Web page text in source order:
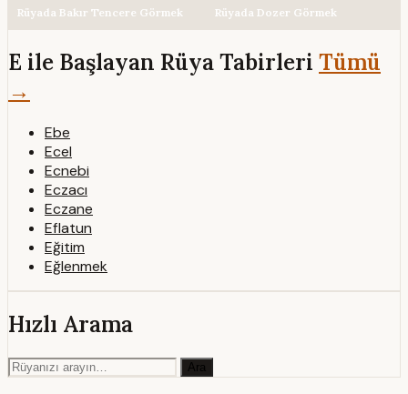
Rüyada Bakır Tencere Görmek Rüyada Dozer Görmek
E ile Başlayan Rüya Tabirleri Tümü
→
Ebe
Ecel
Ecnebi
Eczacı
Eczane
Eflatun
Eğitim
Eğlenmek
Hızlı Arama
Ara